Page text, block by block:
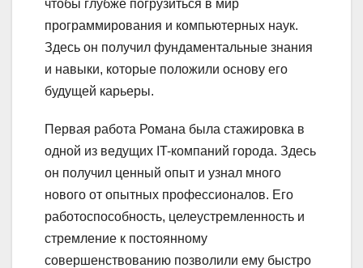
чтобы глубже погрузиться в мир
программирования и компьютерных наук.
Здесь он получил фундаментальные знания
и навыки, которые положили основу его
будущей карьеры.
Первая работа Романа была стажировка в
одной из ведущих IT-компаний города. Здесь
он получил ценный опыт и узнал много
нового от опытных профессионалов. Его
работоспособность, целеустремленность и
стремление к постоянному
совершенствованию позволили ему быстро